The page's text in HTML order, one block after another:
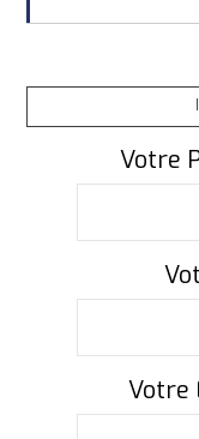
Votre
Votre